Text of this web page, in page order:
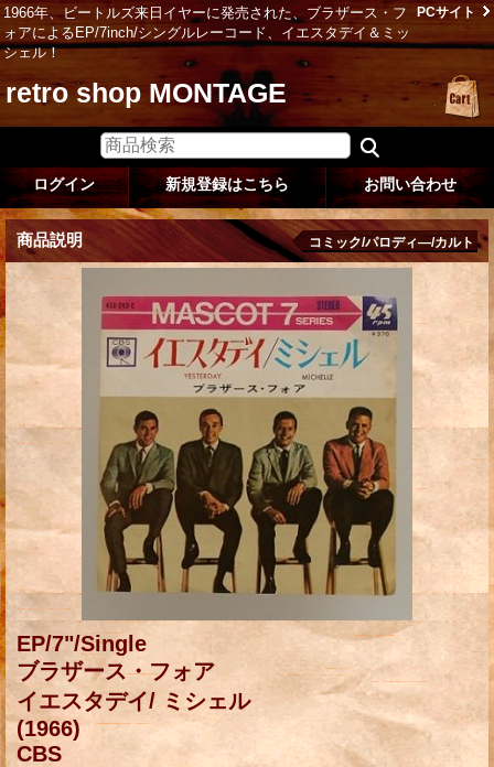
1966年、ビートルズ来日イヤーに発売された、ブラザース・フ
ォアによるEP/7inch/シングルレーコード、イエスタデイ＆ミッ
シェル！
PCサイト
retro shop MONTAGE
ログイン 新規登録はこちら お問い合わせ
商品説明 コミック/パロディ―/カルト
EP/7"/Single
ブラザース・フォア
イエスタデイ/ ミシェル
(1966)
CBS